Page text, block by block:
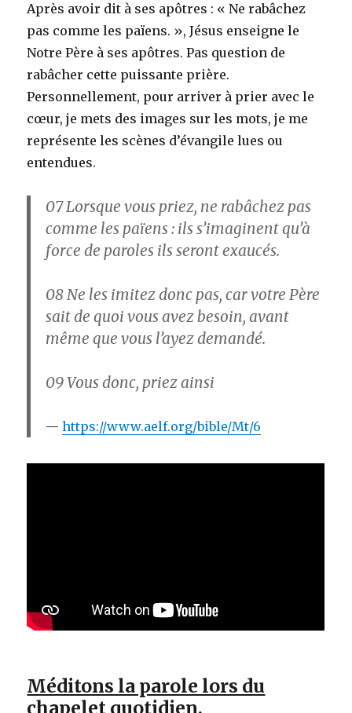
Après avoir dit à ses apôtres : « Ne rabâchez
pas comme les païens. », Jésus enseigne le
Notre Père à ses apôtres. Pas question de
rabâcher cette puissante prière.
Personnellement, pour arriver à prier avec le
cœur, je mets des images sur les mots, je me
représente les scènes d’évangile lues ou
entendues.
07Lorsque vous priez, ne rabâchez pas
comme les païens : ils s’imaginent qu’à
force de paroles ils seront exaucés.
08Ne les imitez donc pas, car votre Père
sait de quoi vous avez besoin, avant
même que vous l’ayez demandé.
09Vous donc, priez ainsi
https://www.aelf.org/bible/Mt/6
Méditons la parole lors du
chapelet quotidien.